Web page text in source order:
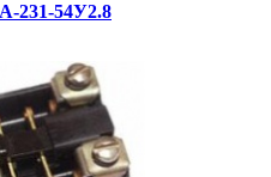
231-54У2.8